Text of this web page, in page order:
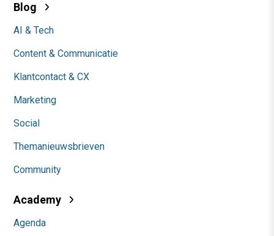
Blog
AI & Tech
Content & Communicatie
Klantcontact & CX
Marketing
Social
Themanieuwsbrieven
Community
Academy
Agenda